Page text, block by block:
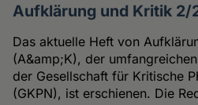
Aufklärung und Kritik
Das aktuelle Heft von
(A&amp;K), der
der Gesellschaft für Kritische
(GKPN), ist erschienen. Die